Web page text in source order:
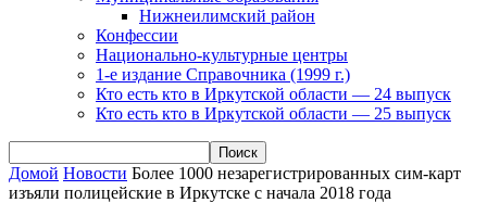
Нижнеилимский район
Конфессии
Национально-культурные центры
1-е издание Справочника (1999 г.)
Кто есть кто в Иркутской области — 24 выпуск
Кто есть кто в Иркутской области — 25 выпуск
Домой Новости Более 1000 незарегистрированных сим-карт
изъяли полицейские в Иркутске с начала 2018 года